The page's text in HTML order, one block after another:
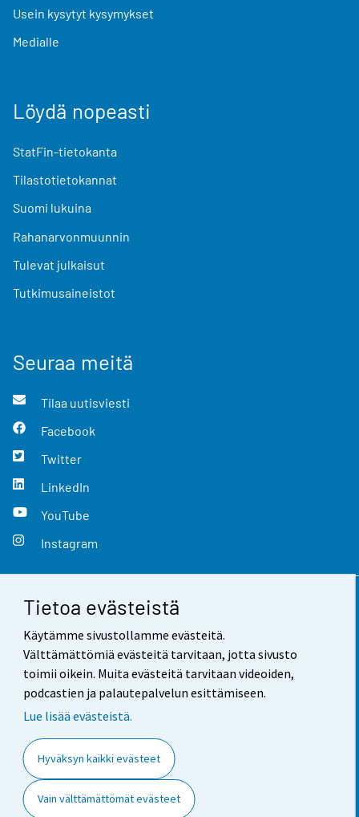
Tietoa evästeistä
Käytämme sivustollamme evästeitä.
Välttämättömiä evästeitä tarvitaan, jotta sivusto
toimii oikein. Muita evästeitä tarvitaan videoiden,
podcastien ja palautepalvelun esittämiseen.
Lue lisää evästeistä.
Hyväksyn kaikki evästeet
Vain välttämättömät evästeet
Usein kysytyt kysymykset
Medialle
Löydä nopeasti
StatFin-tietokanta
Tilastotietokannat
Suomi lukuina
Rahanarvonmuunnin
Tulevat julkaisut
Tutkimusaineistot
Seuraa meitä
Tilaa uutisviesti
Facebook
Twitter
LinkedIn
YouTube
Instagram
Yhteystiedot
Palaute
Käyttöehdot
Saavutettavuus
Tietoa sivustosta
Evästeasetukset